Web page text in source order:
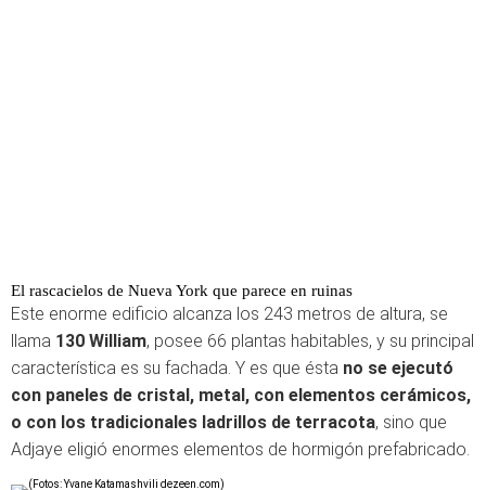
El rascacielos de Nueva York que parece en ruinas
Este enorme edificio alcanza los 243 metros de altura, se
llama 130 William, posee 66 plantas habitables, y su principal
característica es su fachada. Y es que ésta no se ejecutó
con paneles de cristal, metal, con elementos cerámicos,
o con los tradicionales ladrillos de terracota, sino que
Adjaye eligió enormes elementos de hormigón prefabricado.